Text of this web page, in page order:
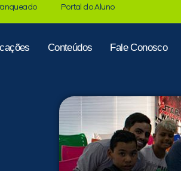
Portal do Aluno
Conteúdos Fale Conosco